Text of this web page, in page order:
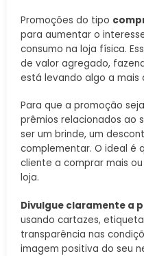
Promoções do tipo
para aumentar o
consumo na loja física.
de valor agregado,
está levando algo a
Para que a promoção
prêmios relacionados ao
ser um brinde, um
complementar. O ideal é
cliente a comprar mais
loja.
Divulgue claramente a
usando cartazes,
transparência nas
imagem positiva do seu